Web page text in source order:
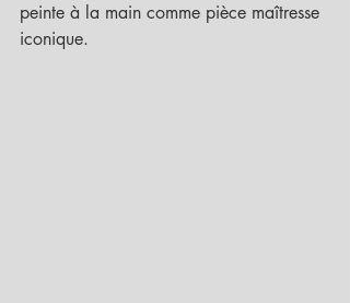
peinte à la main comme pièce maîtresse
iconique.